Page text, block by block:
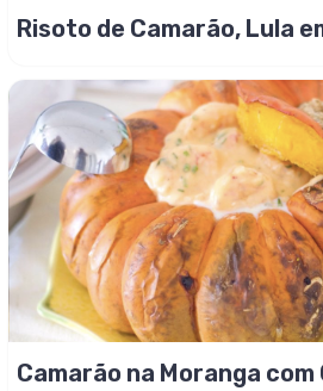
Risoto de Camarão, Lula
Camarão na Moranga